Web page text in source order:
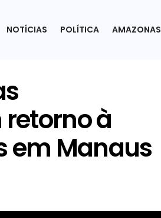
NOTÍCIAS POLÍTICA AMAZONAS
à
em Manaus